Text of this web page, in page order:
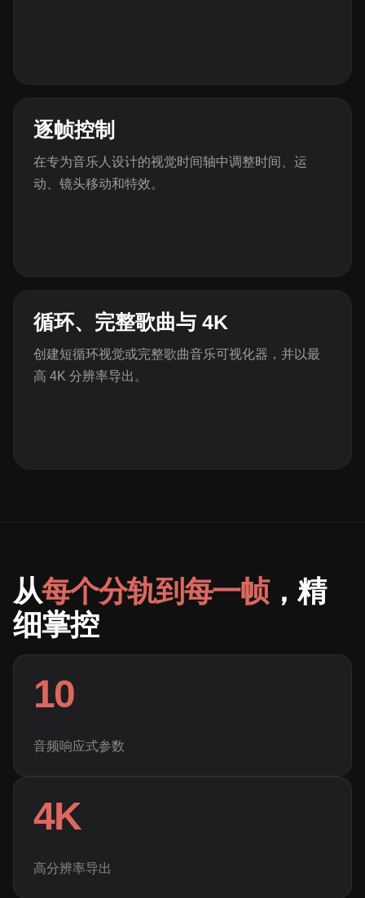
逐帧控制
在专为音乐人设计的视觉时间轴中调整时间、运
动、镜头移动和特效。
循环、完整歌曲与 4K
创建短循环视觉或完整歌曲音乐可视化器，并以最
高 4K 分辨率导出。
从每个分轨到每一帧，精
细掌控
10
音频响应式参数
4K
高分辨率导出